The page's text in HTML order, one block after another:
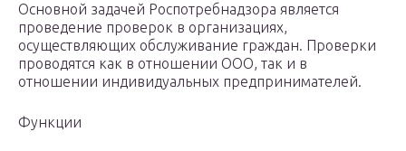
Основной задачей Роспотребнадзора является
проведение проверок в организациях,
осуществляющих обслуживание граждан. Проверки
проводятся как в отношении ООО, так и в
отношении индивидуальных предпринимателей.
Функции